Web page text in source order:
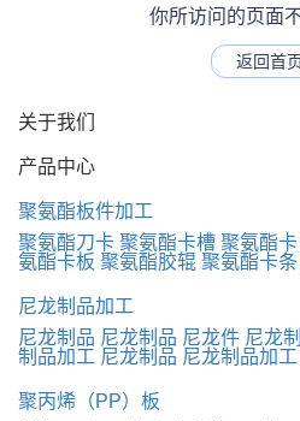
你所访问的页面
返回首
关于我们
产品中心
聚氨酯板件加工
聚氨酯刀卡 聚氨酯卡槽 聚氨酯卡
氨酯卡板 聚氨酯胶辊 聚氨酯卡条
尼龙制品加工
尼龙制品 尼龙制品 尼龙件 尼龙
制品加工 尼龙制品 尼龙制品加工
聚丙烯（PP）板